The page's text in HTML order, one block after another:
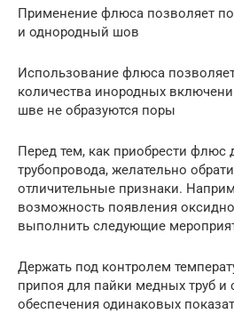
Применение флюса позволяет
и однородный шов
Использование флюса
количества инородных
шве не образуются поры
Перед тем, как приобрести флюс
трубопровода, желательно
отличительные признаки.
возможность появления
выполнить следующие
Держать под контролем
припоя для пайки медных труб и
обеспечения одинаковых